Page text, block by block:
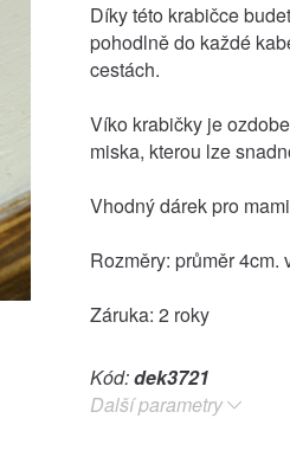
Díky této krabičce
pohodlně do každé
cestách.
Víko krabičky je
miska, kterou lze
Vhodný dárek pro
Rozměry: průměr 4cm.
Záruka: 2 roky
Kód:dek3721
Další parametry